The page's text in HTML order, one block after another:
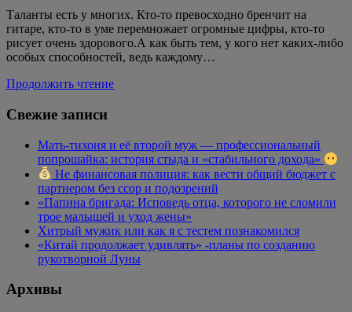
Таланты есть у многих. Кто-то превосходно бренчит на
гитаре, кто-то в уме перемножает огромные цифры, кто-то
рисует очень здорового.А как быть тем, у кого нет каких-либо
особых способностей, ведь каждому…
Продолжить чтение
Свежие записи
Мать-тихоня и её второй муж — профессиональный
попрошайка: история стыда и «стабильного дохода»
Не финансовая полиция: как вести общий бюджет с
партнером без ссор и подозрений
«Папина бригада: Исповедь отца, которого не сломили
трое малышей и уход жены»
Хитрый мужик или как я с тестем познакомился
«Китай продолжает удивлять» -планы по созданию
рукотворной Луны
Архивы